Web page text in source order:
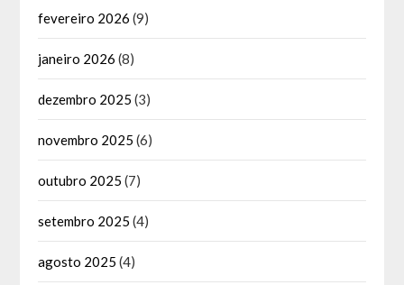
fevereiro 2026 (9)
janeiro 2026 (8)
dezembro 2025 (3)
novembro 2025 (6)
outubro 2025 (7)
setembro 2025 (4)
agosto 2025 (4)